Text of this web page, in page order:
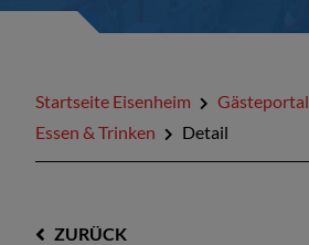
Startseite Eisenheim
Gästeportal
Essen & Trinken
Detail
ZURÜCK